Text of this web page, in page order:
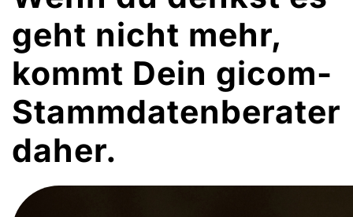
geht nicht mehr,
kommt Dein gicom-
Stammdatenberater
daher.